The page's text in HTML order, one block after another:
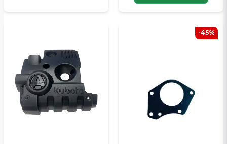
-45%